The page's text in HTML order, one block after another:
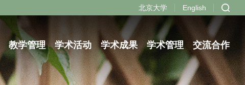
北京大学 English
教学管理 学术活动 学术成果 学术管理 交流合作